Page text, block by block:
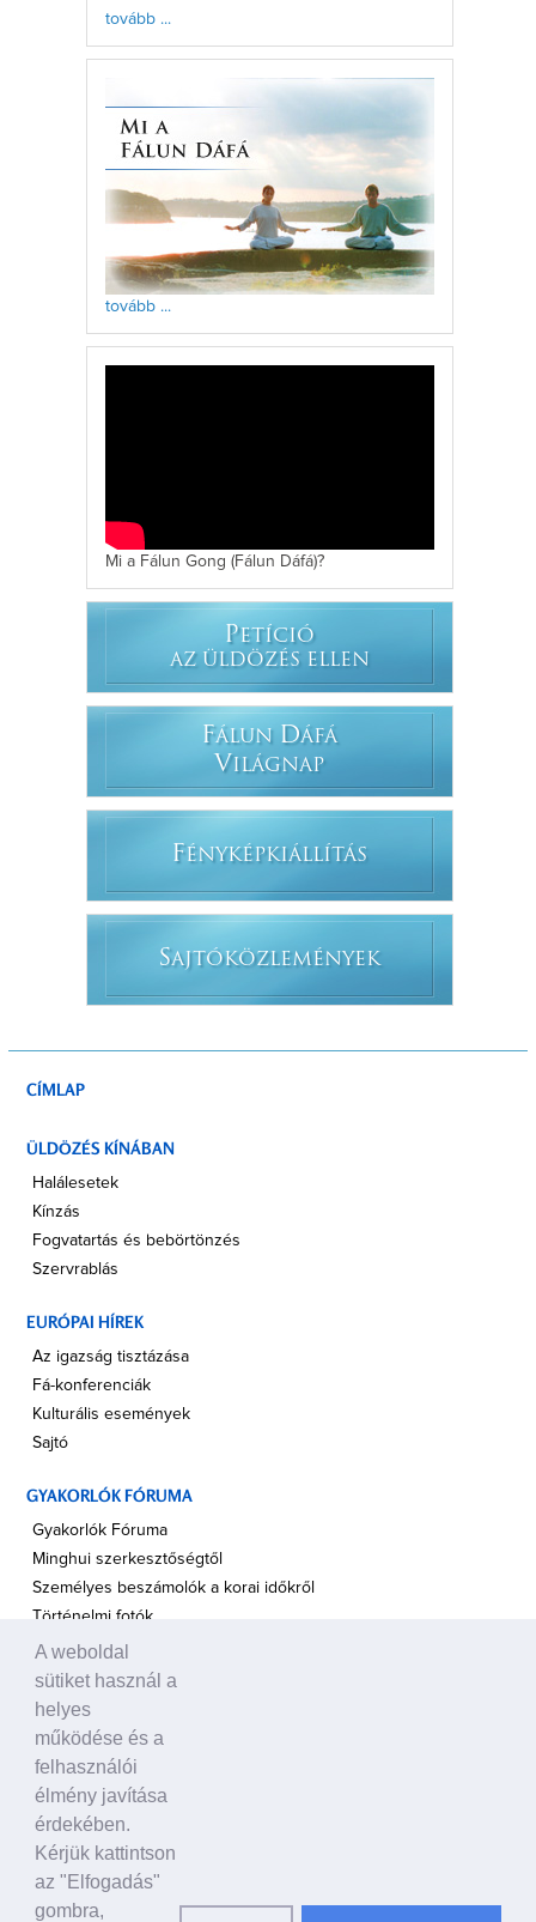
tovább ...
tovább ...
Mi a Fálun Gong (Fálun Dáfá)?
PETÍCIÓ
AZ ÜLDÖZÉS ELLEN
FÁLUN DÁFÁ
VILÁGNAP
FÉNYKÉPKIÁLLÍTÁS
SAJTÓKÖZLEMÉNYEK
CÍMLAP
ÜLDÖZÉS KÍNÁBAN
Halálesetek
Kínzás
Fogvatartás és bebörtönzés
Szervrablás
EURÓPAI HÍREK
Az igazság tisztázása
Fá-konferenciák
Kulturális események
Sajtó
GYAKORLÓK FÓRUMA
Gyakorlók Fóruma
Minghui szerkesztőségtől
Személyes beszámolók a korai időkről
Történelmi fotók
A TÁMOGATÁS HANGJA
Politikusok
Civil szervezetek, ENSZ
Egyéb
A VILÁG HÍREI
HAGYOMÁNYOS KÍNAI KULTÚRA
Ősi történetek
A weboldal
sütiket használ a
helyes
működése és a
felhasználói
élmény javítása
érdekében.
Kérjük kattintson
az "Elfogadás"
gombra,